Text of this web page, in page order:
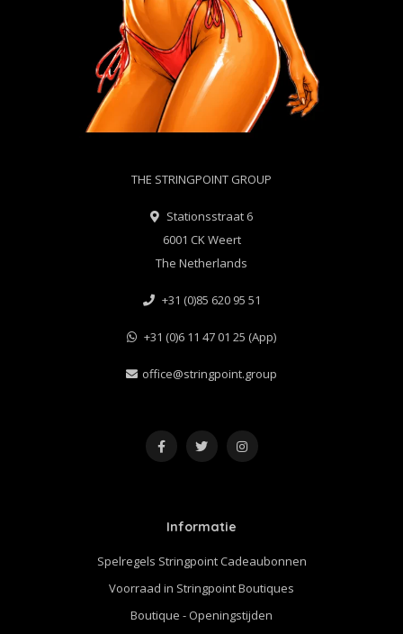
THE STRINGPOINT GROUP
Stationsstraat 6
6001 CK Weert
The Netherlands
+31 (0)85 620 95 51
+31 (0)6 11 47 01 25 (App)
office@stringpoint.group
Informatie
Spelregels Stringpoint Cadeaubonnen
Voorraad in Stringpoint Boutiques
Boutique - Openingstijden